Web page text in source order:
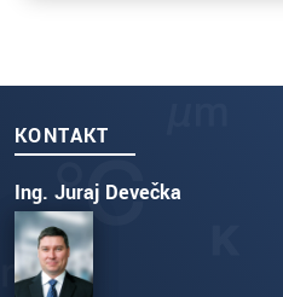
KONTAKT
Ing. Juraj Devečka